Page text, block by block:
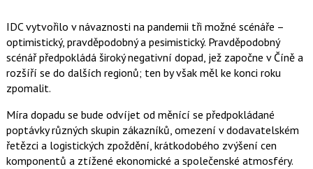
IDC vytvořilo v návaznosti na pandemii tři možné scénáře –
optimistický, pravděpodobný a pesimistický. Pravděpodobný
scénář předpokládá široký negativní dopad, jež započne v Číně a
rozšíří se do dalších regionů; ten by však měl ke konci roku
zpomalit.
Míra dopadu se bude odvíjet od měnící se předpokládané
poptávky různých skupin zákazníků, omezení v dodavatelském
řetězci a logistických zpoždění, krátkodobého zvýšení cen
komponentů a ztížené ekonomické a společenské atmosféry.